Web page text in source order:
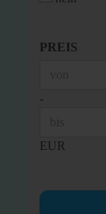
PREIS
PREIS
-
EUR